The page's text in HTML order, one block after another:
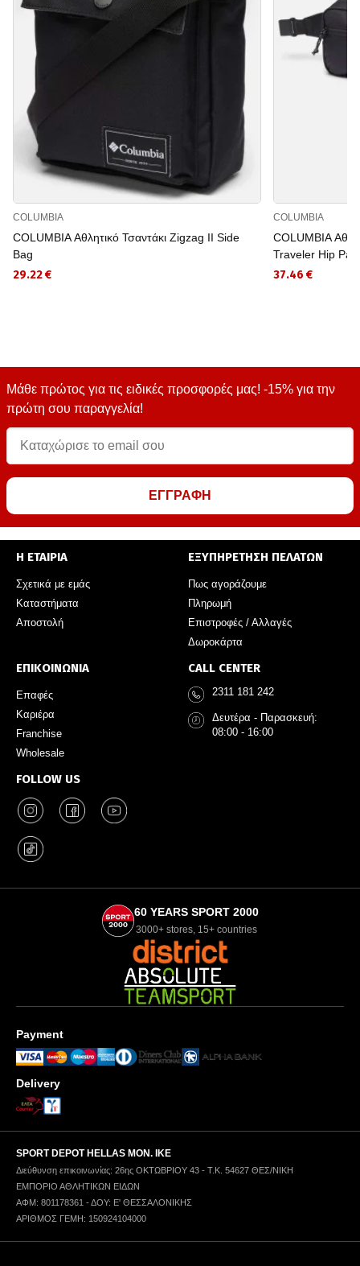
COLUMBIA
COLUMBIA Αθλητικό Τσαντάκι Zigzag II Side
Bag
29.22 €
COLUMBIA
COLUMBIA
Traveler Hip
37.46 €
Μάθε πρώτος για τις ειδικές προσφορές μας! -15% για την
πρώτη σου παραγγελία!
ΕΓΓΡΑΦΗ
Η ΕΤΑΙΡΙΑ
Σχετικά με εμάς
Καταστήματα
Αποστολή
ΕΞΥΠΗΡΕΤΗΣΗ ΠΕΛΑΤΩΝ
Πως αγοράζουμε
Πληρωμή
Επιστροφές / Αλλαγές
Δωροκάρτα
ΕΠΙΚΟΙΝΩΝΙΑ
Επαφές
Καριέρα
Franchise
Wholesale
FOLLOW US
CALL CENTER
2311 181 242
Δευτέρα - Παρασκευή:
08:00 - 16:00
60 YEARS SPORT 2000
3000+ stores, 15+ countries
Payment
Delivery
SPORT DEPOT HELLAS ΜΟΝ. ΙΚΕ
Διεύθυνση επικοινωνίας: 26ης ΟΚΤΩΒΡΙΟΥ 43 - Τ.Κ. 54627 ΘΕΣ/ΝΙΚΗ
ΕΜΠΟΡΙΟ ΑΘΛΗΤΙΚΩΝ ΕΙΔΩΝ
ΑΦΜ: 801178361 - ΔΟΥ: Ε' ΘΕΣΣΑΛΟΝΙΚΗΣ
ΑΡΙΘΜΟΣ ΓΕΜΗ: 150924104000